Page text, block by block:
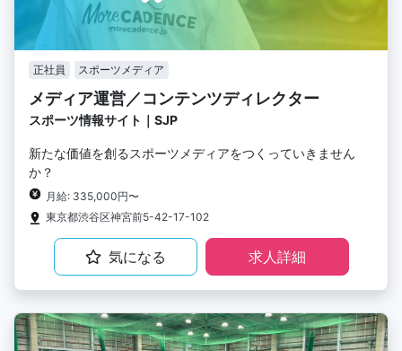
正社員 スポーツメディア
メディア運営／コンテンツディレクター
スポーツ情報サイト｜SJP
新たな価値を創るスポーツメディアをつくっていきません
か？
月給: 335,000円〜
東京都渋谷区神宮前5-42-17-102
気になる 求人詳細